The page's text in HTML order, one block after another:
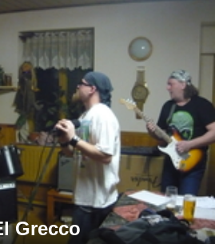
Grecco